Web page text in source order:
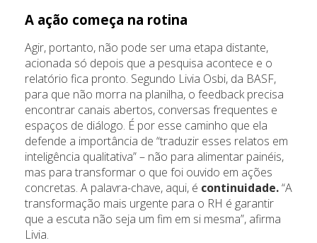
A ação começa na rotina
Agir, portanto, não pode ser uma etapa distante,
acionada só depois que a pesquisa acontece e o
relatório fica pronto. Segundo Livia Osbi, da BASF,
para que não morra na planilha, o feedback precisa
encontrar canais abertos, conversas frequentes e
espaços de diálogo. É por esse caminho que ela
defende a importância de “traduzir esses relatos em
inteligência qualitativa” – não para alimentar painéis,
mas para transformar o que foi ouvido em ações
concretas. A palavra-chave, aqui, é continuidade.“A
transformação mais urgente para o RH é garantir
que a escuta não seja um fim em si mesma”, afirma
Livia.